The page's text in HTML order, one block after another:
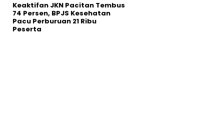
Keaktifan JKN Pacitan Tembus
74 Persen, BPJS Kesehatan
Pacu Perburuan 21 Ribu
Peserta